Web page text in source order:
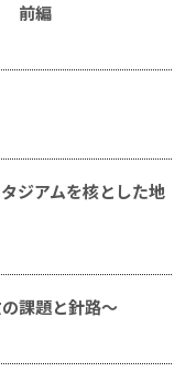
前編
ジアムを核とした地
課題と針路～